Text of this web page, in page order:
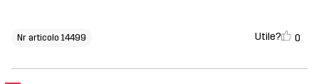
Nr articolo 14499 Utile? 0